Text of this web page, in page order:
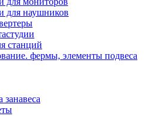
для наушников
станций
фермы, элементы подвеса